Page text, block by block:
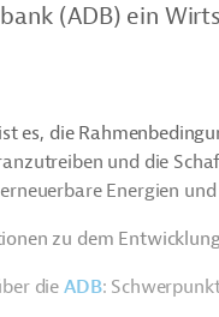
(ADB) ein
es, die
und die
Energien
zu dem
die ADB: